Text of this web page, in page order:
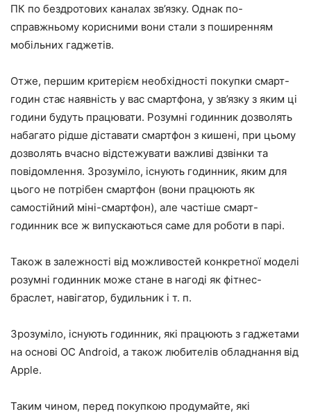
ПК по бездротових каналах зв’язку. Однак по-
справжньому корисними вони стали з поширенням
мобільних гаджетів.
Отже, першим критерієм необхідності покупки смарт-
годин стає наявність у вас смартфона, у зв’язку з яким ці
години будуть працювати. Розумні годинник дозволять
набагато рідше діставати смартфон з кишені, при цьому
дозволять вчасно відстежувати важливі дзвінки та
повідомлення. Зрозуміло, існують годинник, яким для
цього не потрібен смартфон (вони працюють як
самостійний міні-смартфон), але частіше смарт-
годинник все ж випускаються саме для роботи в парі.
Також в залежності від можливостей конкретної моделі
розумні годинник може стане в нагоді як фітнес-
браслет, навігатор, будильник і т. п.
Зрозуміло, існують годинник, які працюють з гаджетами
на основі ОС Android, а також любителів обладнання від
Apple.
Таким чином, перед покупкою продумайте, які